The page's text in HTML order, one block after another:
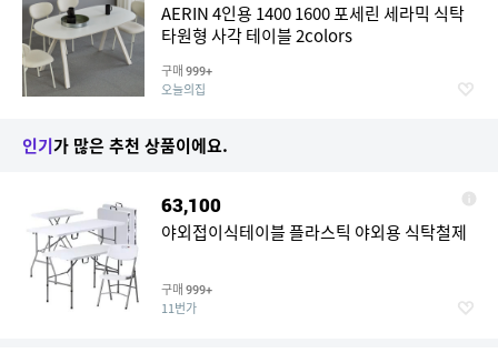
AERIN 4인용 1400 1600 포세린 세라믹 식탁
타원형 사각 테이블 2colors
구매 999+
오늘의집
인기가 많은 추천 상품이에요.
63,100
야외접이식테이블 플라스틱 야외용 식탁철제
구매 999+
11번가